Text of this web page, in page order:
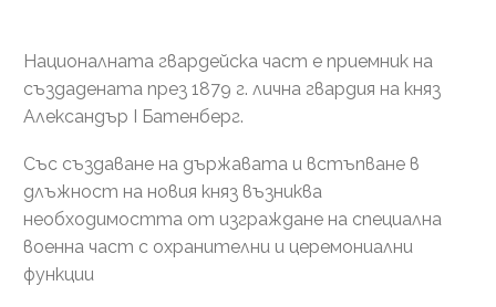
Националната гвардейска част е приемник на
създадената през 1879 г. лична гвардия на княз
Александър І Батенберг.
Със създаване на държавата и встъпване в
длъжност на новия княз възниква
необходимостта от изграждане на специална
военна част с охранителни и церемониални
функции